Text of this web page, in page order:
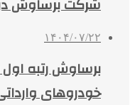
شرکت برساوش در
۱۴۰۴/۰۷/۲۲
برساوش رتبه
خودروهای